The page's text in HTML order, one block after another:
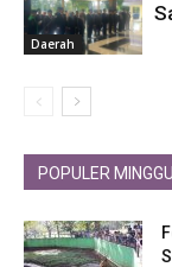
Daerah
POPULER MINGGU